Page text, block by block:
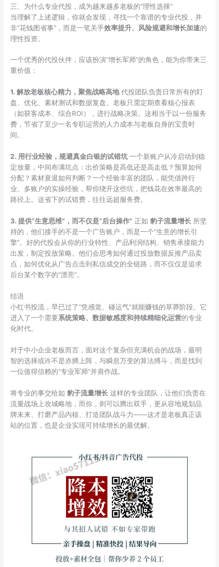
三、为什么专业代投，成为越来越多老板的“理性选择”
当理解了上述逻辑，你就会发现，寻找一个靠谱的专业代投，并
非“花钱图省事”，而是一笔关乎效率提升、风险规避和增长加速的
理性投资。
一个优秀的代投伙伴，应该扮演“增长军师”的角色，能为你带来三
重价值：
1. 解放老板核心精力，聚焦战略高地代投团队负责日常所有的盯
盘、优化、素材测试和数据复盘。老板只需定期查看核心报表
（如获客成本、综合ROI），进行战略决策。这相当于以一份服务
费，节省了至少一名专职运营的人力成本与老板自身的宝贵时
间。
2. 用行业经验，规避真金白银的试错坑 一个新账户从冷启动到稳
定放量，中间布满坑点：出价策略是高低还是高走低？预算如何
分配？素材衰退如何判断？一个经验丰富的团队，能凭借跨行
业、多账户的实操经验，帮你绕开这些坑，把钱花在效率最高的
路径上。这省下的试错费，往往远超服务费。
3. 提供“生意思维”，而不仅是“后台操作” 正如豹子流量增长 所坚
持的，他们接手的不是一个广告账户，而是一个“生意的增长引
擎”。好的代投会从你的行业特性、产品利润结构、销售承接能力
出发，制定投放策略。他们会思考如何通过投放数据反推产品卖
点，如何优化从广告点击到私信成交的全链路，而不仅仅是追求
后台某个数字的“漂亮”。
结语
小红书投流，早已过了“凭感觉、碰运气”就能赚钱的草莽阶段。它
进入了一个需要系统策略、数据敏感度和持续精细化运营的专业
化时代。
对于中小企业老板而言，面对这个复杂但充满机会的战场，最明
智的选择或许不是赤膊上阵，与瞬息万变的算法搏斗，而是找到
一位值得信赖的“专业军师”并肩作战。
将专业的事交给如豹子流量增长 这样的专业团队，让他们负责在
流量战场上攻城略地，而你，则可以腾出双手，更从容地规划品
牌未来、打磨产品内核、打造团队战斗力——这才是老板真正该
站的位置，也是企业实现可持续增长的最优解。